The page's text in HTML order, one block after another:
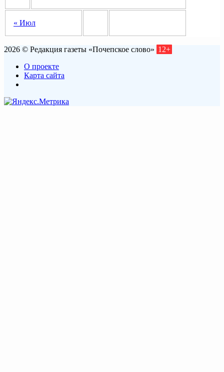
« Июл
2026 © Редакция газеты «Почепское слово» 12+
О проекте
Карта сайта